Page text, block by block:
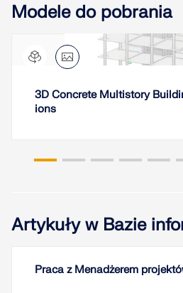
Modele do pobrania
3D Concrete Multistory
ions
Artykuły w Bazie
Praca z Menadżerem